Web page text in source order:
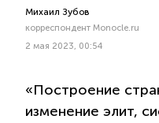
Михаил Зубов
корреспондент Monocle.ru
2 мая 2023, 00:54
«Построение
изменение элит,